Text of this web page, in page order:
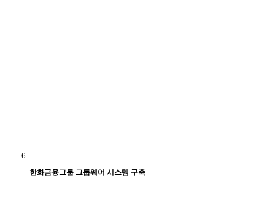
한화금융그룹 그룹웨어 시스템 구축